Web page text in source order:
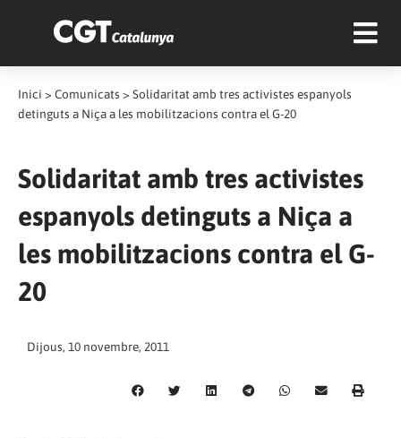
Inici > Comunicats > Solidaritat amb tres activistes espanyols
detinguts a Niça a les mobilitzacions contra el G-20
Solidaritat amb tres activistes
espanyols detinguts a Niça a
les mobilitzacions contra el G-
20
Dijous, 10 novembre, 2011